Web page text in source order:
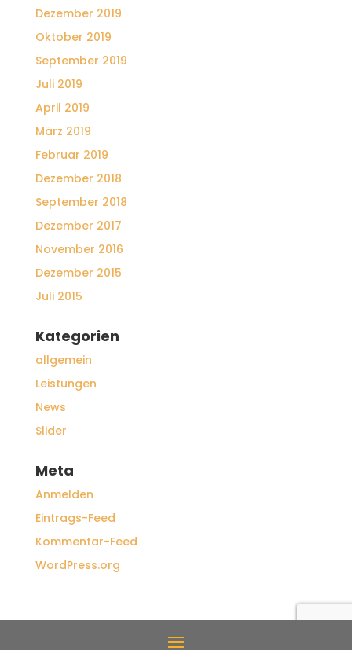
Dezember 2019
Oktober 2019
September 2019
Juli 2019
April 2019
März 2019
Februar 2019
Dezember 2018
September 2018
Dezember 2017
November 2016
Dezember 2015
Juli 2015
Kategorien
allgemein
Leistungen
News
Slider
Meta
Anmelden
Eintrags-Feed
Kommentar-Feed
WordPress.org